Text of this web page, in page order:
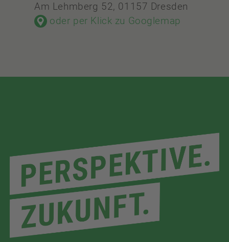
Am Lehmberg 52, 01157 Dresden
oder per Klick zu Googlemap